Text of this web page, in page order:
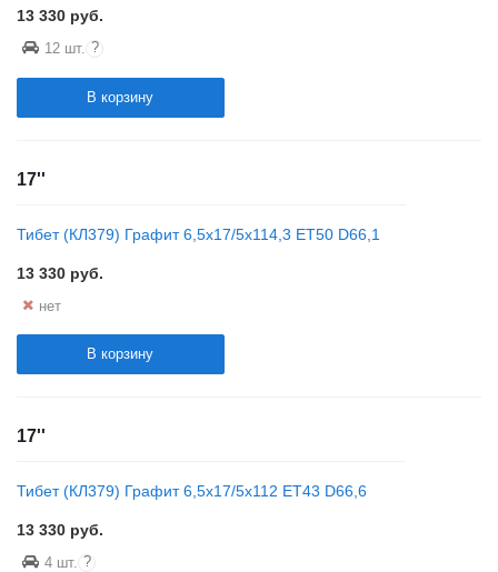
13 330 руб.
12 шт. ?
В корзину
17''
Тибет (КЛ379) Графит 6,5x17/5x114,3 ET50 D66,1
13 330 руб.
нет
В корзину
17''
Тибет (КЛ379) Графит 6,5x17/5x112 ET43 D66,6
13 330 руб.
4 шт. ?